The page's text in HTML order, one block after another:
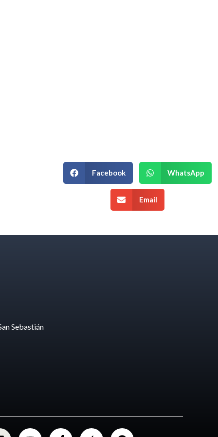
Facebook WhatsApp
Email
Sebastián